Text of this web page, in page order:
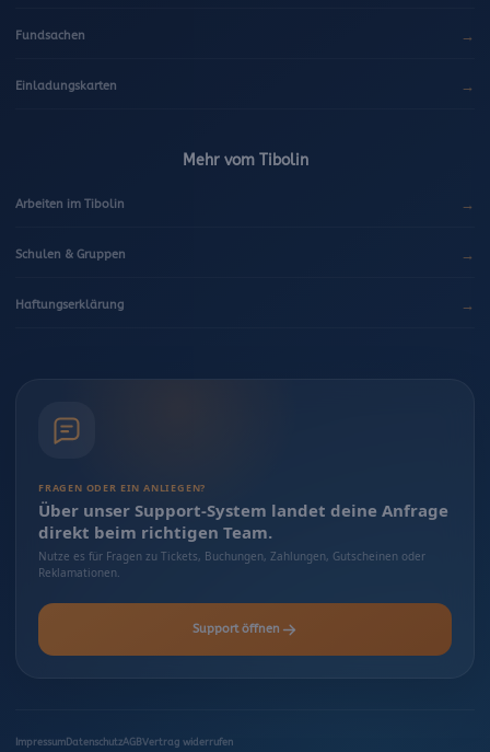
Fundsachen →
Einladungskarten →
Mehr vom Tibolin
Arbeiten im Tibolin →
Schulen & Gruppen →
Haftungserklärung →
FRAGEN ODER EIN ANLIEGEN?
Über unser Support-System landet deine Anfrage
direkt beim richtigen Team.
Nutze es für Fragen zu Tickets, Buchungen, Zahlungen, Gutscheinen oder
Reklamationen.
Support öffnen
Impressum DatenschutzAGBVertrag widerrufen